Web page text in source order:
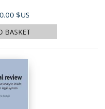
$US
BASKET